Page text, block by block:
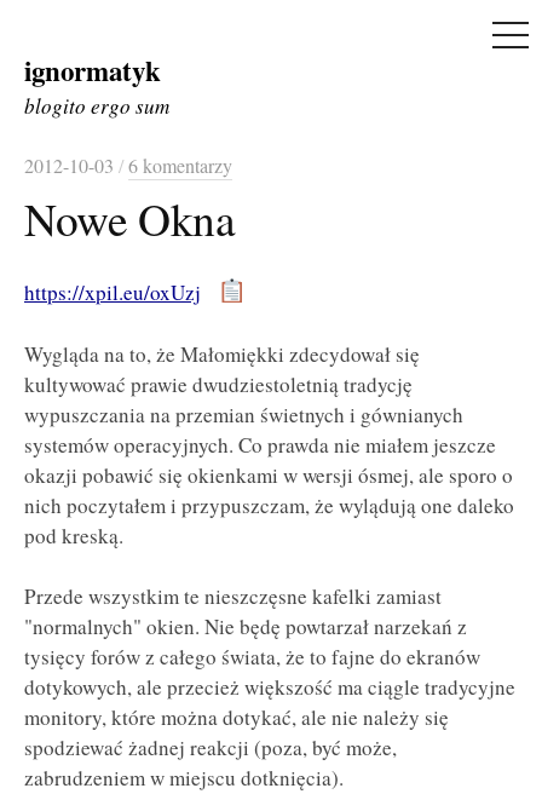
Skip
to
ignormatyk
blogito ergo sum
2012-10-03 /6 komentarzy
Nowe Okna
https://xpil.eu/oxUzj
Wygląda na to, że Małomiękki zdecydował się
kultywować prawie dwudziestoletnią tradycję
wypuszczania na przemian świetnych i gównianych
systemów operacyjnych. Co prawda nie miałem jeszcze
okazji pobawić się okienkami w wersji ósmej, ale sporo o
nich poczytałem i przypuszczam, że wylądują one daleko
pod kreską.
Przede wszystkim te nieszczęsne kafelki zamiast
"normalnych" okien. Nie będę powtarzał narzekań z
tysięcy forów z całego świata, że to fajne do ekranów
dotykowych, ale przecież większość ma ciągle tradycyjne
monitory, które można dotykać, ale nie należy się
spodziewać żadnej reakcji (poza, być może,
zabrudzeniem w miejscu dotknięcia).